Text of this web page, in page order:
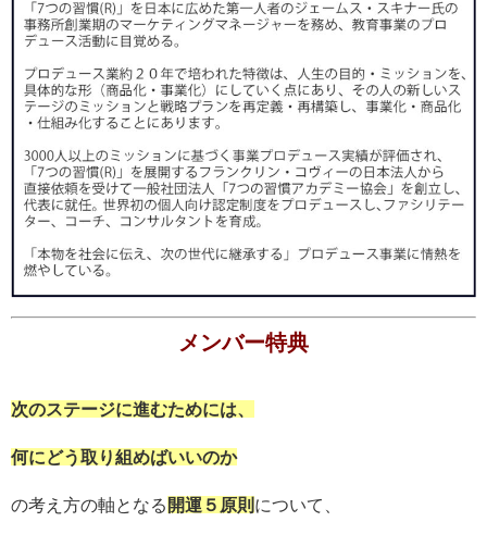
メンバー特典
次のステージに進むためには、
何にどう取り組めばいいのか
の考え方の軸となる 開運５原則 について、